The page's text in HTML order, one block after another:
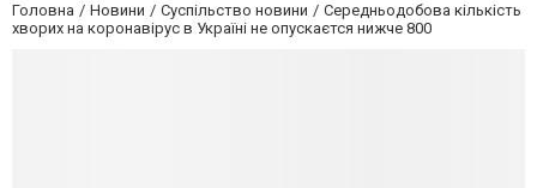
Головна Новини Суспільство новини
Середньодобова кількість
хворих на коронавірус в Україні не опускаєтся нижче 800